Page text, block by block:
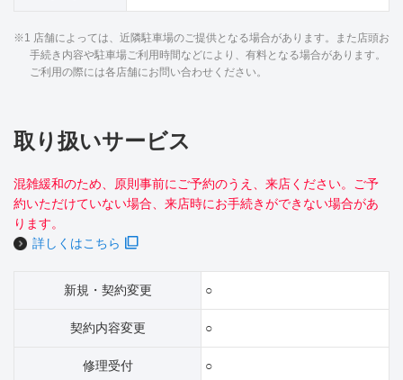
※1 店舗によっては、近隣駐車場のご提供となる場合があります。また店頭お
手続き内容や駐車場ご利用時間などにより、有料となる場合があります。
ご利用の際には各店舗にお問い合わせください。
取り扱いサービス
混雑緩和のため、原則事前にご予約のうえ、来店ください。ご予
約いただけていない場合、来店時にお手続きができない場合があ
ります。
詳しくはこちら
新規・契約変更 ○
契約内容変更 ○
修理受付 ○